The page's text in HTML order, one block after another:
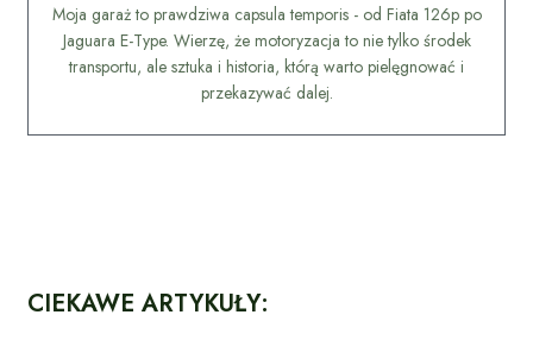
Moja garaż to prawdziwa capsula temporis - od Fiata 126p po
Jaguara E-Type. Wierzę, że motoryzacja to nie tylko środek
transportu, ale sztuka i historia, którą warto pielęgnować i
przekazywać dalej.
CIEKAWE ARTYKUŁY: